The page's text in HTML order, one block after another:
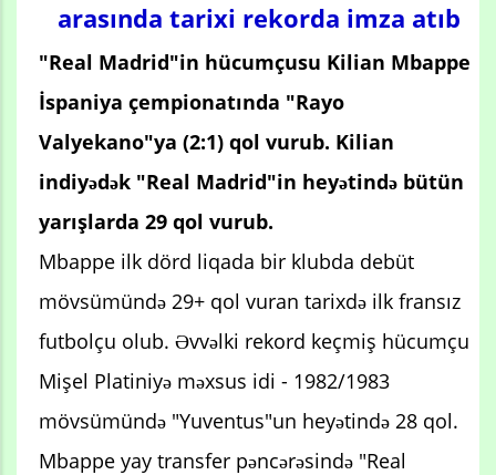
arasında tarixi rekorda imza atıb
"Real Madrid"in hücumçusu Kilian Mbappe
İspaniya çempionatında "Rayo
Valyekano"ya (2:1) qol vurub. Kilian
indiyədək "Real Madrid"in heyətində bütün
yarışlarda 29 qol vurub.
Mbappe ilk dörd liqada bir klubda debüt
mövsümündə 29+ qol vuran tarixdə ilk fransız
futbolçu olub. Əvvəlki rekord keçmiş hücumçu
Mişel Platiniyə məxsus idi - 1982/1983
mövsümündə "Yuventus"un heyətində 28 qol.
Mbappe yay transfer pəncərəsində "Real